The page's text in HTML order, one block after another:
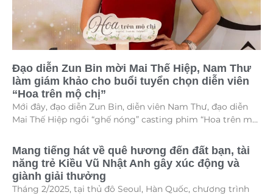
Đạo diễn Zun Bin mời Mai Thế Hiệp, Nam Thư
làm giám khảo cho buổi tuyển chọn diễn viên
“Hoa trên mộ chị”
Mới đây, đạo diễn Zun Bin, diễn viên Nam Thư, đạo diễn
Mai Thế Hiệp ngồi “ghế nóng” casting phim “Hoa trên mộ
Mang tiếng hát về quê hương đến đất bạn, tài
năng trẻ Kiều Vũ Nhật Anh gây xúc động và
giành giải thưởng
Tháng 2/2025, tại thủ đô Seoul, Hàn Quốc, chương trình